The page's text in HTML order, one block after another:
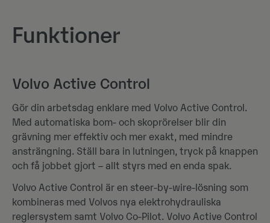
Funktioner
Volvo Active Control
Gör din arbetsdag enklare med Volvo Active Control.
Med automatiska bom- och skoprörelser blir din
grävning mer effektiv och mer exakt, med mindre
ansträngning. Ställ bara in lutningen, tryck på knappen
och få jobbet gjort – allt styrs med en enda spak.
Volvo Active Control är en steer-by-wire-lösning som
kombineras med Volvos nya elektrohydrauliska
reglersystem samt Volvo Co-Pilot. Volvo Active Control